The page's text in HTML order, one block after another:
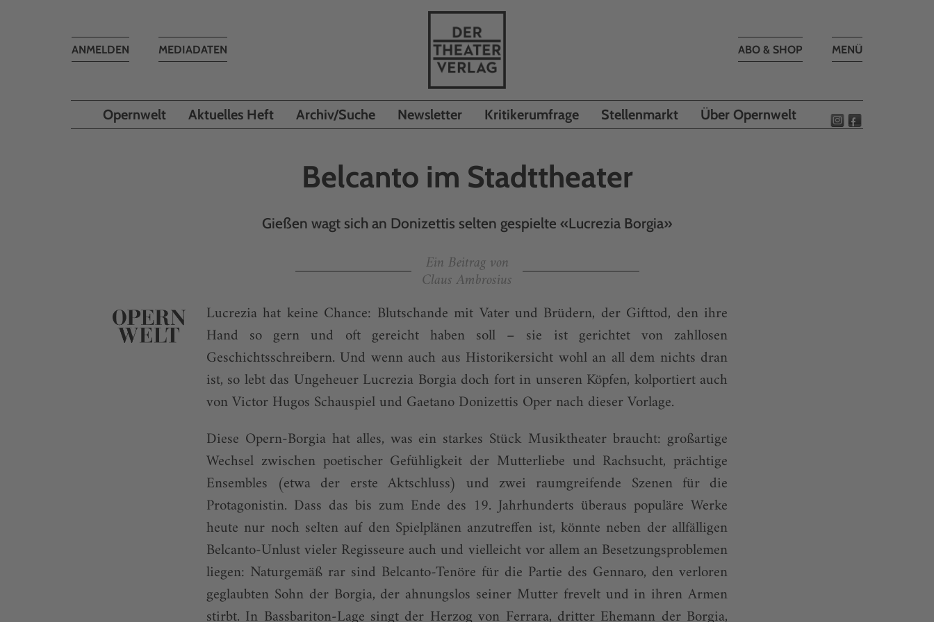
Toggle
MENÜ
ABO & SHOP
MEDIADATEN
Toggle
ANMELDEN
Opernwelt Aktuelles Heft Archiv/Suche Newsletter Kritikerumfrage Stellenmarkt Über Opernwelt
Belcanto im Stadttheater
Gießen wagt sich an Donizettis selten gespielte «Lucrezia Borgia»
Ein Beitrag von
Claus Ambrosius
Lucrezia hat keine Chance: Blutschande mit Vater und Brüdern, der Gifttod, den ihre
Hand so gern und oft gereicht haben soll – sie ist gerichtet von zahllosen
Geschichtsschreibern. Und wenn auch aus Historikersicht wohl an all dem nichts dran
ist, so lebt das Ungeheuer Lucrezia Borgia doch fort in unseren Köpfen, kolportiert auch
von Victor Hugos Schauspiel und Gaetano Donizettis Oper nach dieser Vorlage.
Diese Opern-Borgia hat alles, was ein starkes Stück Musiktheater braucht: großartige
Wech­sel zwischen poetischer Gefühligkeit der Mutterliebe und Rachsucht, prächtige
Ensembles (etwa der erste Akt­schluss) und zwei raumgreifende Szenen für die
Protagonistin. Dass das bis zum Ende des 19. Jahrhunderts überaus populäre Werke
heute nur noch selten auf den Spielplänen anzutreffen ist, könnte neben der allfälligen
Belcanto-Unlust vieler Regisseure auch und vielleicht vor allem an Besetzungsproblemen
liegen: Naturgemäß rar sind Belcanto-Tenöre für die Partie des Gennaro, den verloren
geglaubten Sohn der Borgia, der ahnungslos seiner Mutter frevelt und in ihren Armen
stirbt. In Bassbariton-Lage singt der Herzog von Ferrara, dritter Ehemann der Borgia,